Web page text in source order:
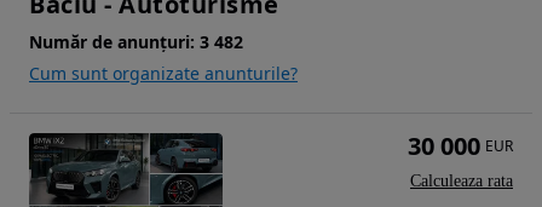
Număr de anunțuri: 3 482
Cum sunt organizate anunturile?
30 000 EUR
Calculeaza rata